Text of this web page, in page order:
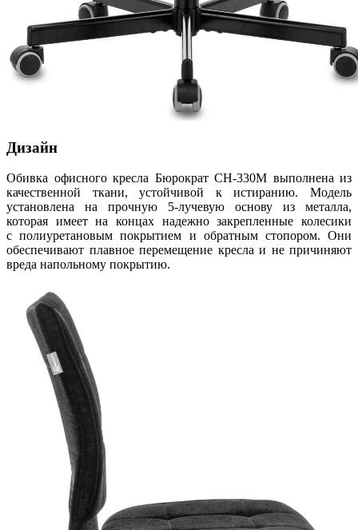
Дизайн
Обивка офисного кресла Бюрократ CH-330M выполнена из
качественной ткани, устойчивой к истиранию. Модель
установлена на прочную 5-лучевую основу из металла,
которая имеет на концах надежно закрепленные колесики
с полиуретановым покрытием и обратным стопором. Они
обеспечивают плавное перемещение кресла и не причиняют
вреда напольному покрытию.